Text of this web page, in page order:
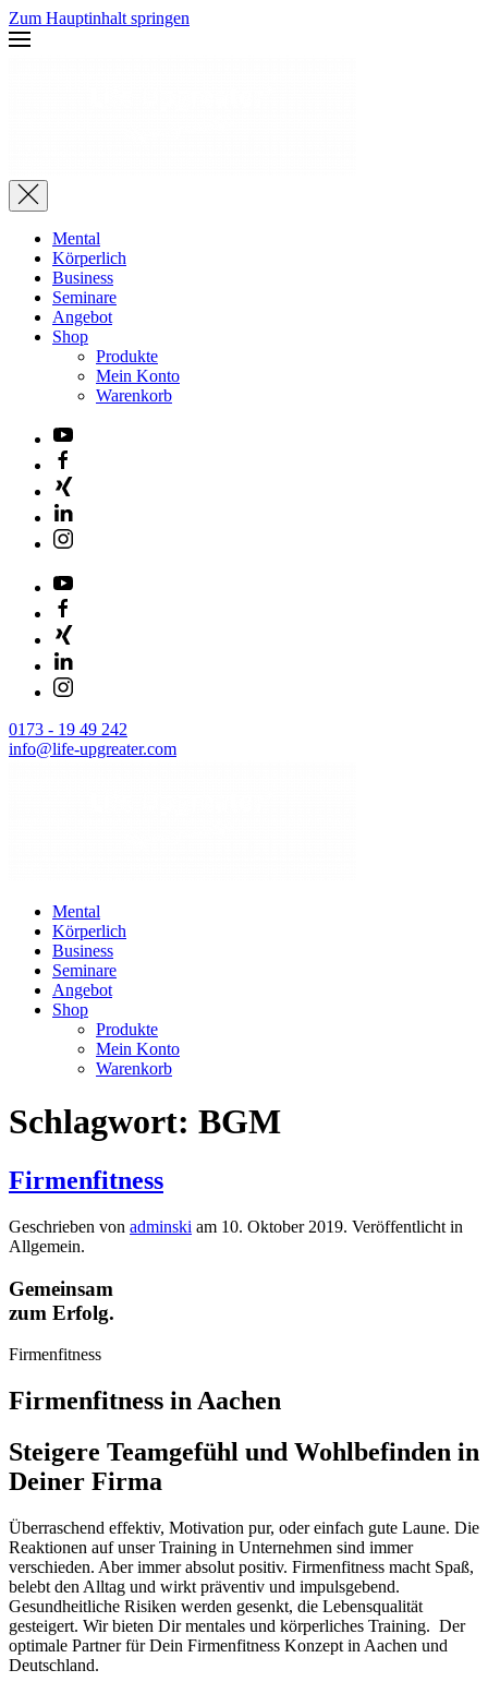
Zum Hauptinhalt springen
Mental
Körperlich
Business
Seminare
Angebot
Shop
Produkte
Mein Konto
Warenkorb
0173 - 19 49 242
info@life-upgreater.com
Mental
Körperlich
Business
Seminare
Angebot
Shop
Produkte
Mein Konto
Warenkorb
Schlagwort: BGM
Firmenfitness
Geschrieben von adminski am 10. Oktober 2019. Veröffentlicht in
Allgemein.
Gemeinsam
zum Erfolg.
Firmenfitness
Firmenfitness in Aachen
Steigere Teamgefühl und Wohlbefinden in
Deiner Firma
Überraschend effektiv, Motivation pur, oder einfach gute Laune. Die
Reaktionen auf unser Training in Unternehmen sind immer
verschieden. Aber immer absolut positiv. Firmenfitness macht Spaß,
belebt den Alltag und wirkt präventiv und impulsgebend.
Gesundheitliche Risiken werden gesenkt, die Lebensqualität
gesteigert. Wir bieten Dir mentales und körperliches Training. Der
optimale Partner für Dein Firmenfitness Konzept in Aachen und
Deutschland.